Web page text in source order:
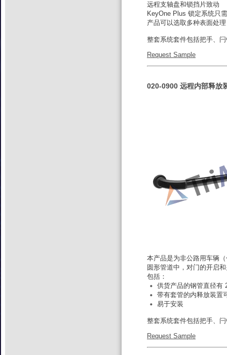
远程支轴盘和锁挡片致动
KeyOne Plus 锁定系统只
产品可以选取多种表面处
整套系统套件包括把手、
Request Sample
020-0900 远程内部释放
本产品是为非公路用车辆
圆形管道中，对门的开启
包括：
供货产品的钢管直径有
带有套管的内释放装置
易于安装
整套系统套件包括把手、
Request Sample